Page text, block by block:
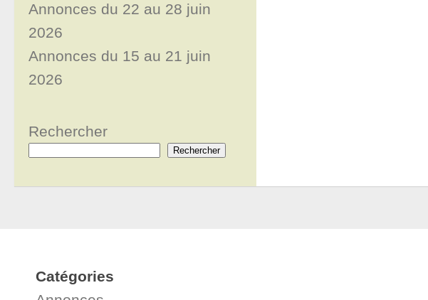
Annonces du 22 au 28 juin
2026
Annonces du 15 au 21 juin
2026
Rechercher
Rechercher
Catégories